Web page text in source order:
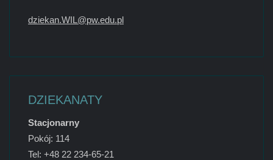
dziekan.WIL@pw.edu.pl
DZIEKANATY
Stacjonarny
Pokój: 114
Tel: +48 22 234-65-21